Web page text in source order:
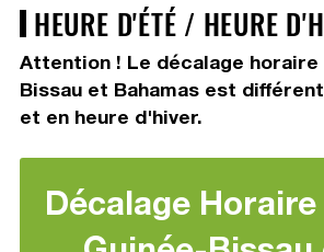
HEURE D'ÉTÉ / HEURE
Attention ! Le décalage horaire
Bissau et Bahamas est
et en heure d'hiver.
Décalage